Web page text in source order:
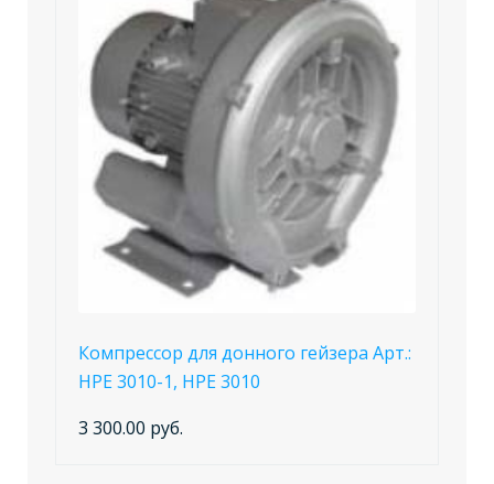
Компрессор для донного гейзера Арт.:
НРЕ 3010-1, НРЕ 3010
3 300.00 руб.